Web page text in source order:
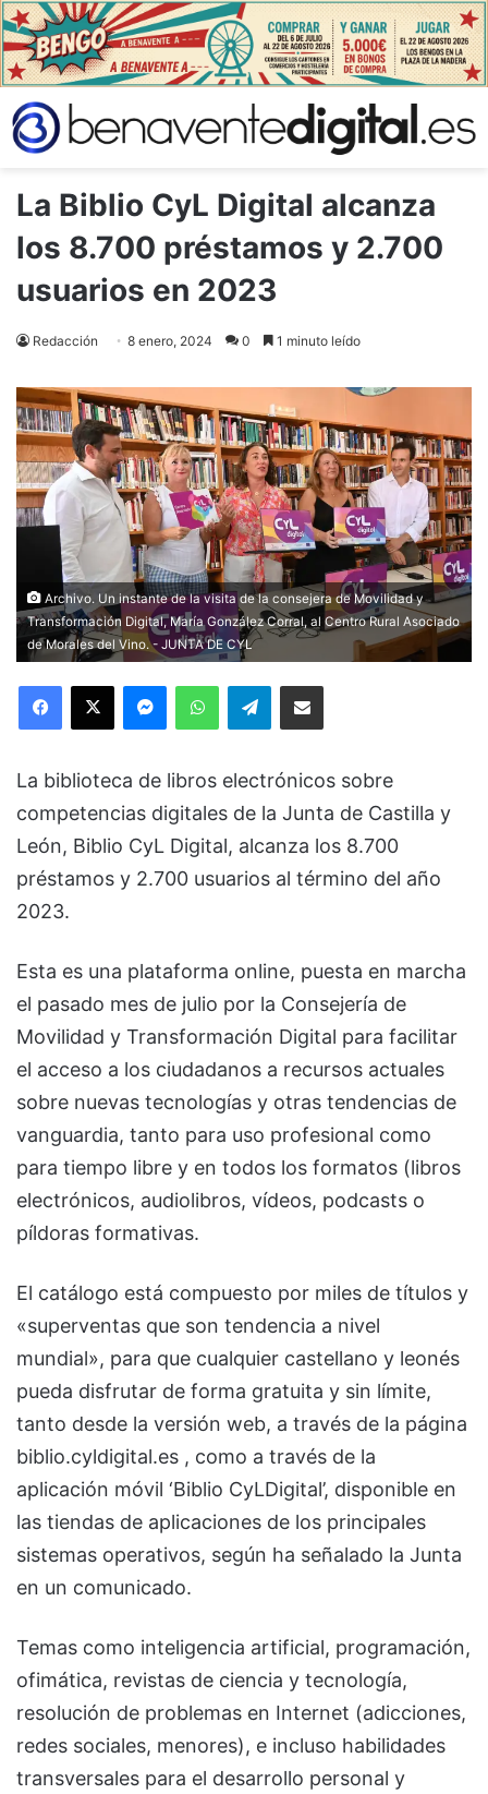
La Biblio CyL Digital alcanza
los 8.700 préstamos y 2.700
usuarios en 2023
Redacción 8 enero, 2024 0 1 minuto leído
Archivo. Un instante de la visita de la consejera de Movilidad y
Transformación Digital, María González Corral, al Centro Rural Asociado
de Morales del Vino. - JUNTA DE CYL
Facebook
X MessengerWhatsAppTelegramCompartir via Email
La biblioteca de libros electrónicos sobre
competencias digitales de la Junta de Castilla y
León, Biblio CyL Digital, alcanza los 8.700
préstamos y 2.700 usuarios al término del año
2023.
Esta es una plataforma online, puesta en marcha
el pasado mes de julio por la Consejería de
Movilidad y Transformación Digital para facilitar
el acceso a los ciudadanos a recursos actuales
sobre nuevas tecnologías y otras tendencias de
vanguardia, tanto para uso profesional como
para tiempo libre y en todos los formatos (libros
electrónicos, audiolibros, vídeos, podcasts o
píldoras formativas.
El catálogo está compuesto por miles de títulos y
«superventas que son tendencia a nivel
mundial», para que cualquier castellano y leonés
pueda disfrutar de forma gratuita y sin límite,
tanto desde la versión web, a través de la página
biblio.cyldigital.es , como a través de la
aplicación móvil ‘Biblio CyLDigital’, disponible en
las tiendas de aplicaciones de los principales
sistemas operativos, según ha señalado la Junta
en un comunicado.
Temas como inteligencia artificial, programación,
ofimática, revistas de ciencia y tecnología,
resolución de problemas en Internet (adicciones,
redes sociales, menores), e incluso habilidades
transversales para el desarrollo personal y